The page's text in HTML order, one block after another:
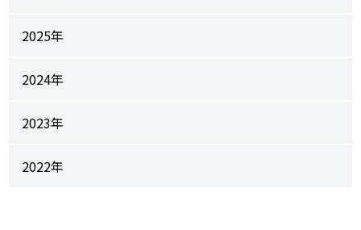
2025年
2024年
2023年
2022年